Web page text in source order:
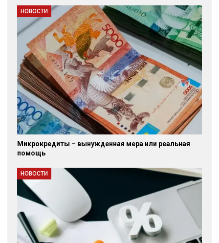
НОВОСТИ
Микрокредиты – вынужденная мера или реальная
помощь
НОВОСТИ